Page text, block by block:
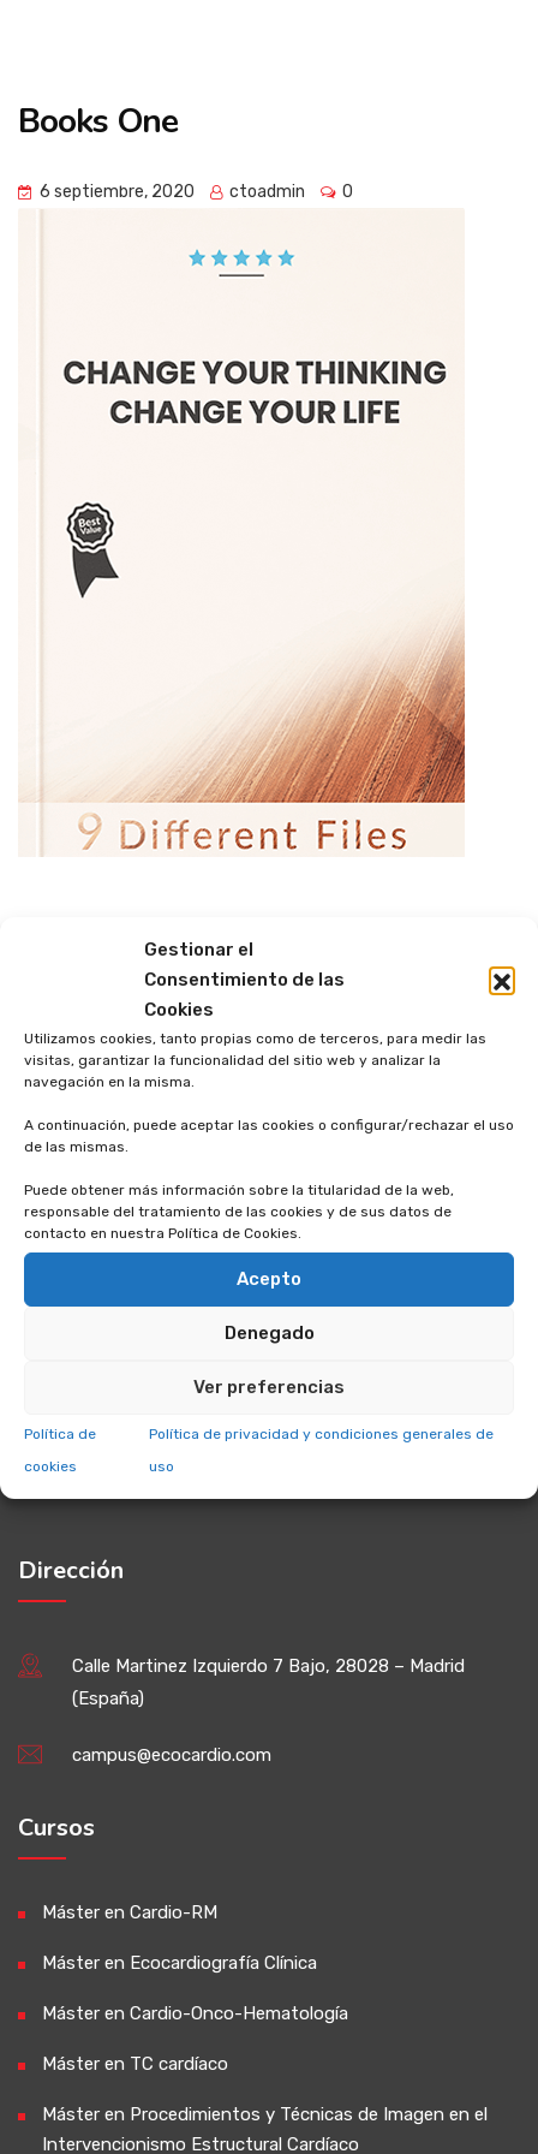
Gestionar el
Consentimiento de las
Cookies
Utilizamos cookies, tanto propias como de terceros, para medir las
visitas, garantizar la funcionalidad del sitio web y analizar la
navegación en la misma.
A continuación, puede aceptar las cookies o configurar/rechazar el uso
de las mismas.
Puede obtener más información sobre la titularidad de la web,
responsable del tratamiento de las cookies y de sus datos de
contacto en nuestra Política de Cookies.
Acepto
Denegado
Ver preferencias
Política de
cookies
Política de privacidad y condiciones generales de
uso
Books One
6 septiembre, 2020 ctoadmin 0
ElCampus de Imagen cardíacaestá basado en la
creación de cursos de formación online de diversos niveles
de complejidad, utilizando los recursos más actuales que
pone a nuestra disposición CTO, empresa líder en formación
Dirección
Calle Martinez Izquierdo 7 Bajo, 28028 – Madrid
(España)
campus@ecocardio.com
Cursos
Máster en Cardio-RM
Máster en Ecocardiografía Clínica
Máster en Cardio-Onco-Hematología
Máster en TC cardíaco
Máster en Procedimientos y Técnicas de Imagen en el
Intervencionismo Estructural Cardíaco